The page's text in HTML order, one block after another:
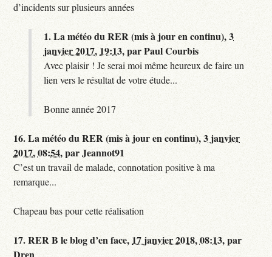
d’incidents sur plusieurs années
1.La météo du RER (mis à jour en continu),3
janvier 2017, 19:13,parPaul Courbis
Avec plaisir ! Je serai moi même heureux de faire un
lien vers le résultat de votre étude...
Bonne année 2017
16.La météo du RER (mis à jour en continu),3 janvier
2017, 08:54,parJeannot91
C’est un travail de malade, connotation positive à ma
remarque...
Chapeau bas pour cette réalisation
17.RER B le blog d’en face, 17 janvier 2018, 08:13,par